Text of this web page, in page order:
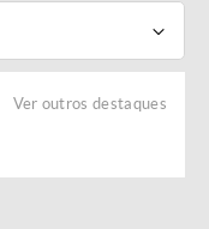
Ver outros destaques